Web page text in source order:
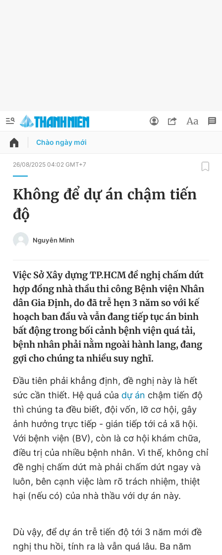
QUẢNG CÁO
Chuyên mục
Chuyên mục khác
Tin thị trường Tin 360
Video Magazine
Sản phẩm khác
Tiện ích Bạn cần biết
Thông tin tòa soạn Liên hệ quảng cáo
Đọc Thanh Niên trên điện thoại
Theo dõi báo trên
Đổi mật khẩu
Tin đã xem
Đăng xuất
Chào ngày mới
26/08/2025 04:02 GMT+7
Không để dự án chậm tiến
độ
Nguyên Minh
Việc Sở Xây dựng TP.HCM đề nghị chấm dứt
hợp đồng nhà thầu thi công Bệnh viện Nhân
dân Gia Định, do đã trễ hẹn 3 năm so với kế
hoạch ban đầu và vẫn đang tiếp tục án binh
bất động trong bối cảnh bệnh viện quá tải,
bệnh nhân phải nằm ngoài hành lang, đang
gợi cho chúng ta nhiều suy nghĩ.
Đầu tiên phải khẳng định, đề nghị này là hết
sức cần thiết. Hệ quả của dự án chậm tiến độ
thì chúng ta đều biết, đội vốn, lỡ cơ hội, gây
ảnh hưởng trực tiếp - gián tiếp tới cả xã hội.
Với bệnh viện (BV), còn là cơ hội khám chữa,
điều trị của nhiều bệnh nhân. Vì thế, không chỉ
đề nghị chấm dứt mà phải chấm dứt ngay và
luôn, bên cạnh việc làm rõ trách nhiệm, thiệt
hại (nếu có) của nhà thầu với dự án này.
Dù vậy, để dự án trễ tiến độ tới 3 năm mới đề
nghị thu hồi, tính ra là vẫn quá lâu. Ba năm